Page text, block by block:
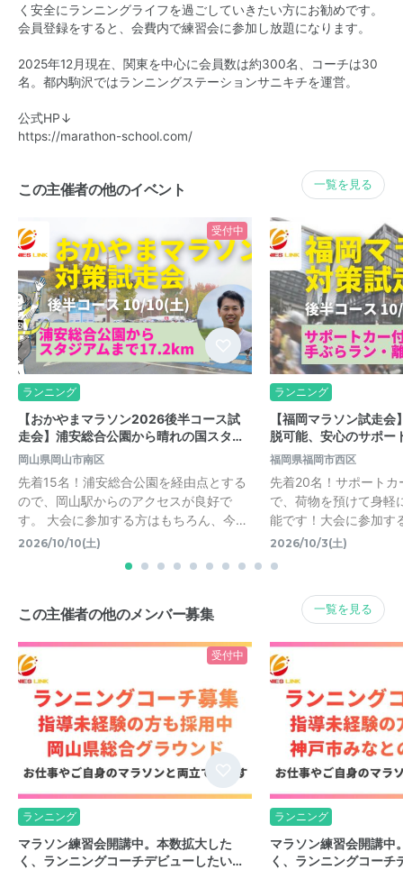
く安全にランニングライフを過ごしていきたい方にお勧めです。
会員登録をすると、会費内で練習会に参加し放題になります。
2025年12月現在、関東を中心に会員数は約300名、コーチは30
名。都内駒沢ではランニングステーションサニキチを運営。
公式HP↓
https://marathon-school.com/
この主催者の他のイベント 一覧を見る
受付中
ランニング
【おかやまマラソン2026後半コース試
走会】浦安総合公園から晴れの国スタ…
岡山県岡山市南区
先着15名！浦安総合公園を経由点とする
ので、岡山駅からのアクセスが良好で
す。 大会に参加する方はもちろん、今…
2026/10/10(土)
ランニング
【福岡マラソン試走
脱可能、安心のサポー
福岡県福岡市西区
先着20名！サポートカ
で、荷物を預けて身軽
能です！大会に参加す
2026/10/3(土)
この主催者の他のメンバー募集 一覧を見る
受付中
ランニング
マラソン練習会開講中。本数拡大した
く、ランニングコーチデビューしたい…
ランニング
マラソン練習会開講中
く、ランニングコー